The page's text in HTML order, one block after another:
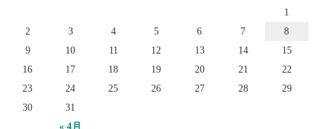
« 4月
1
2
3 4 5 6 7
8
9
10 11 12 13 14
15
16
17 18 19 20 21
22
23
24 25 26 27 28
29
30
31